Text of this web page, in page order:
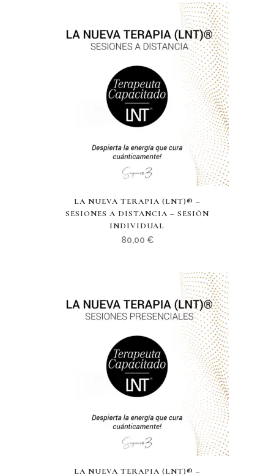
LA NUEVA TERAPIA (LNT)® –
SESIONES A DISTANCIA – SESIÓN
INDIVIDUAL
80,00 €
LA NUEVA TERAPIA (LNT)® –